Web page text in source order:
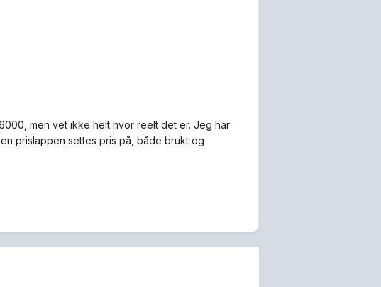
men vet ikke helt hvor reelt det er. Jeg har
prislappen settes pris på, både brukt og